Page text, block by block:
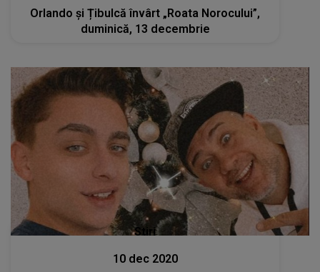
Orlando și Țibulcă învârt „Roata Norocului”,
duminică, 13 decembrie
Stiri
10 dec 2020